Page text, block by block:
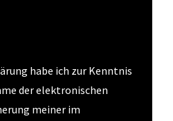
habe ich zur Kenntnis
der elektronischen
meiner im